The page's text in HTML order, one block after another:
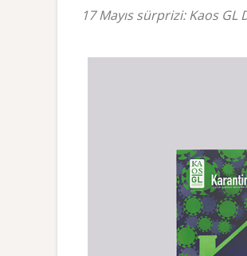
17 Mayıs sürprizi: Kaos